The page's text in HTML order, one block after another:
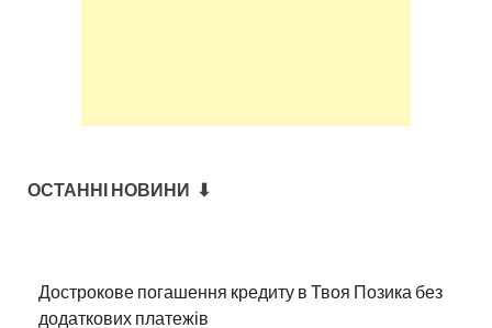
ОСТАННІ НОВИНИ ⬇
Дострокове погашення кредиту в Твоя Позика без
додаткових платежів